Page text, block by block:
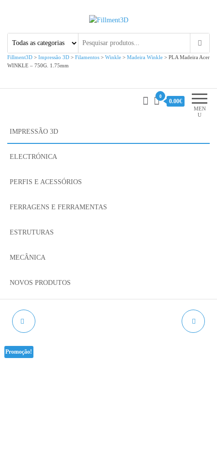
Fillment3D
Fillment3D > Impressão 3D > Filamentos > Winkle > Madeira Winkle > PLA Madeira Acer
WINKLE – 750G. 1.75mm
MEN
U
0
0.00€
IMPRESSÃO 3D
ELECTRÓNICA
PERFIS E ACESSÓRIOS
FERRAGENS E FERRAMENTAS
ESTRUTURAS
MECÂNICA
NOVOS PRODUTOS
Promoção!